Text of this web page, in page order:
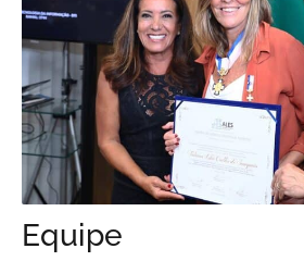
Equipe